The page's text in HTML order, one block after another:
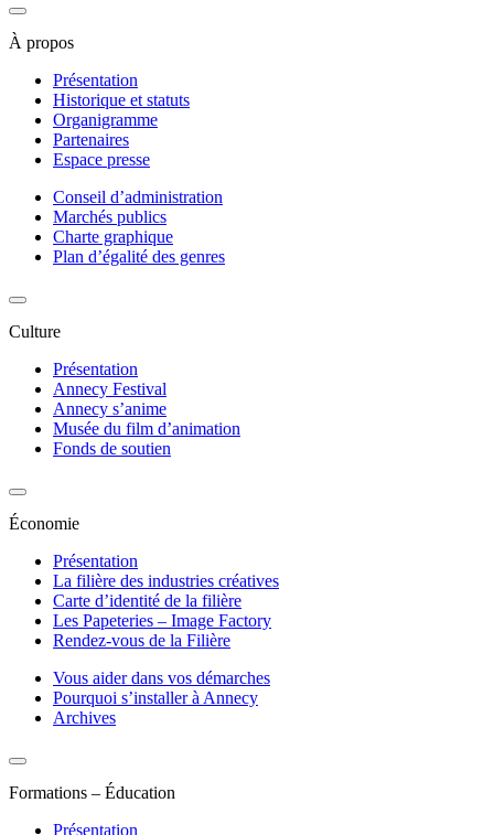
À propos
Présentation
Historique et statuts
Organigramme
Partenaires
Espace presse
Conseil d’administration
Marchés publics
Charte graphique
Plan d’égalité des genres
Culture
Présentation
Annecy Festival
Annecy s’anime
Musée du film d’animation
Fonds de soutien
Économie
Présentation
La filière des industries créatives
Carte d’identité de la filière
Les Papeteries – Image Factory
Rendez-vous de la Filière
Vous aider dans vos démarches
Pourquoi s’installer à Annecy
Archives
Formations – Éducation
Présentation